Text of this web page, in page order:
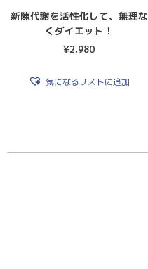
新陳代謝を活性化して、無理な
くダイエット！
¥2,980
気になるリストに追加